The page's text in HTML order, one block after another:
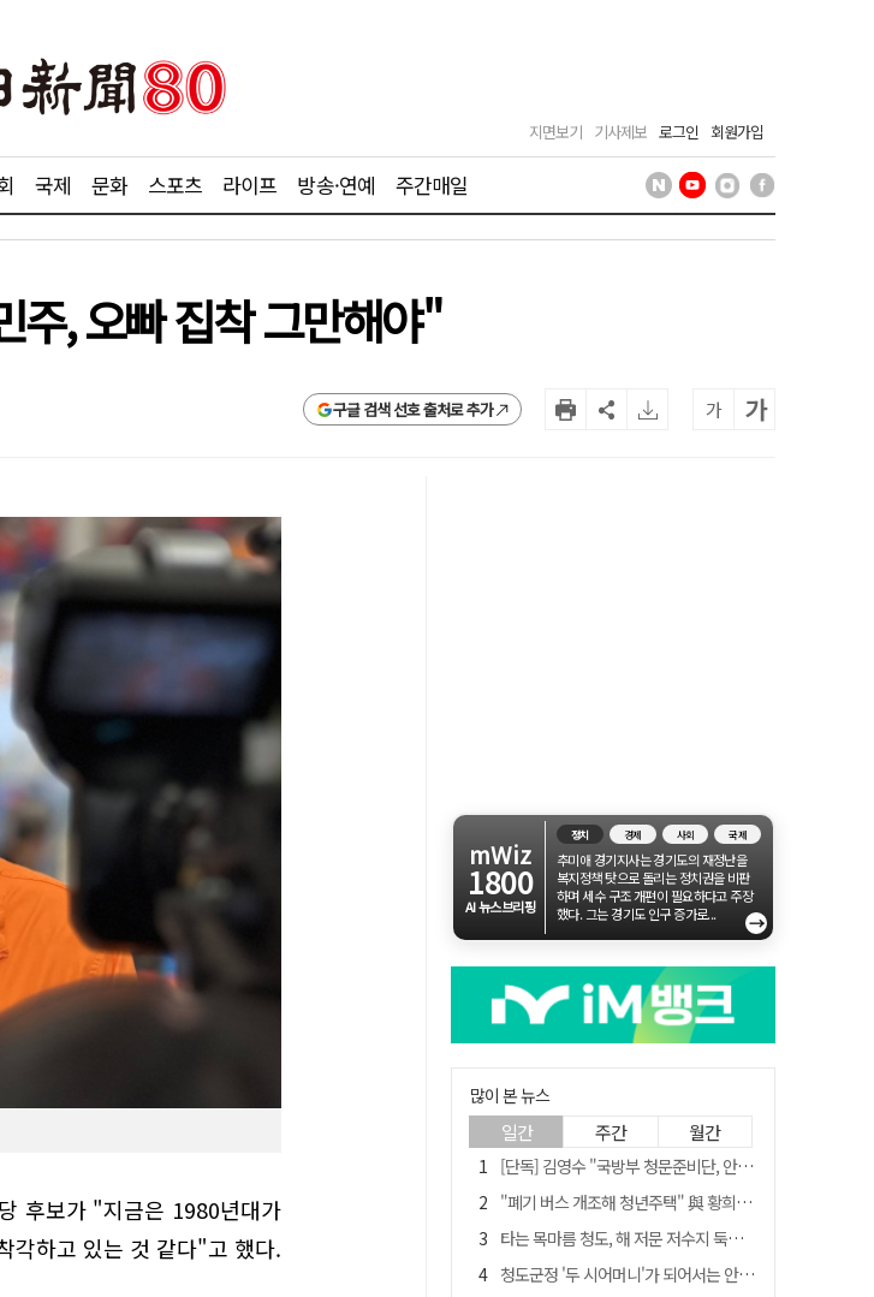
지면보기 기사제보 로그인 회원가입
국제 문화 스포츠 라이프 방송·연예 주간매일
, 오빠 집착 그만해야"
구글 검색 선호 출처로 추가 가 가
후보가 "지금은 1980년대가
각하고 있는 것 같다"고 했다.
mWiz
1800
AI 뉴스브리핑
정치 경제 사회 국제
추미애 경기지사는 경기도의 재정난을
복지정책 탓으로 돌리는 정치권을 비판
하며 세수 구조 개편이 필요하다고 주장
했다. 그는 경기도 인구 증가로...
→
많이 본 뉴스
일간 주간 월간
[단독] 김영수 "국방부 청문준비단, 안규백 탈영 알고있었다"
"폐기 버스 개조해 청년주택" 與 황희…'딸 학비는 年 4200만원'
타는 목마름 청도, 해 저문 저수지 둑에 군수가 서 있었다
청도군정 '두 시어머니'가 되어서는 안된다